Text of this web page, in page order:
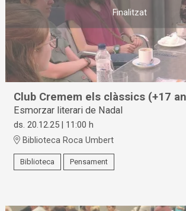
Finalitzat
Club Cremem els clàssics (+17
Esmorzar literari de Nadal
ds. 20.12.25
11:00 h
Biblioteca Roca Umbert
Biblioteca Pensament